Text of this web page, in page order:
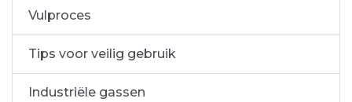
Vulproces
Tips voor veilig gebruik
Industriële gassen